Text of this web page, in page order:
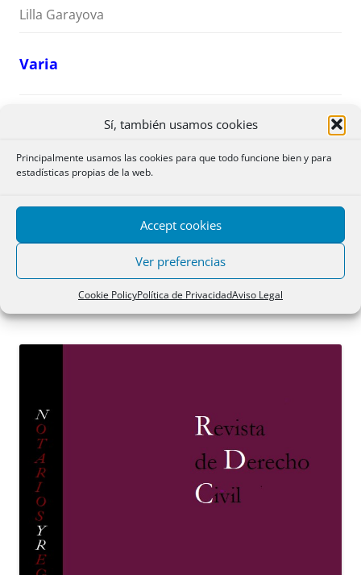
Sí, también usamos cookies
Principalmente usamos las cookies para que todo funcione bien y para
estadísticas propias de la web.
Accept cookies
Ver preferencias
Cookie PolicyPolítica de PrivacidadAviso Legal
Lilla Garayova
Varia
inteligencia artificial y metaversos
Aranzadi de Derecho Patrimonial»),
Aranzadi, Cizur Menor, 2023, 284 pp.
Araya Estancona Pérez
pp. 279-
283